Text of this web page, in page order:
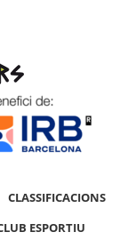
CLASSIFICACIONS
ESPORTIU